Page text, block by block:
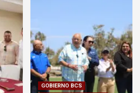
GOBIERNO BCS